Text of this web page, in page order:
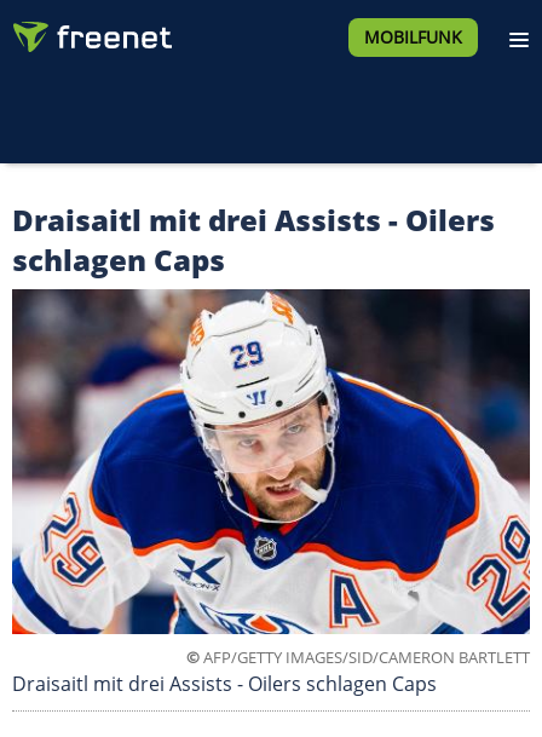
MOBILFUNK
Draisaitl mit drei Assists - Oilers
schlagen Caps
©AFP/GETTY IMAGES/SID/CAMERON BARTLETT
Draisaitl mit drei Assists - Oilers schlagen Caps